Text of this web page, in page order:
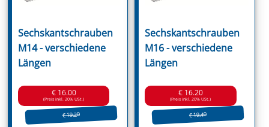
Sechskantschrauben
M14 - verschiedene
Längen
€ 16.00
(Preis inkl. 20% USt.)
€ 19.20
Sechskantschrauben
M16 - verschiedene
Längen
€ 16.20
(Preis inkl. 20% USt.)
€ 19.40